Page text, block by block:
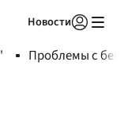
Новости
Проблемы с